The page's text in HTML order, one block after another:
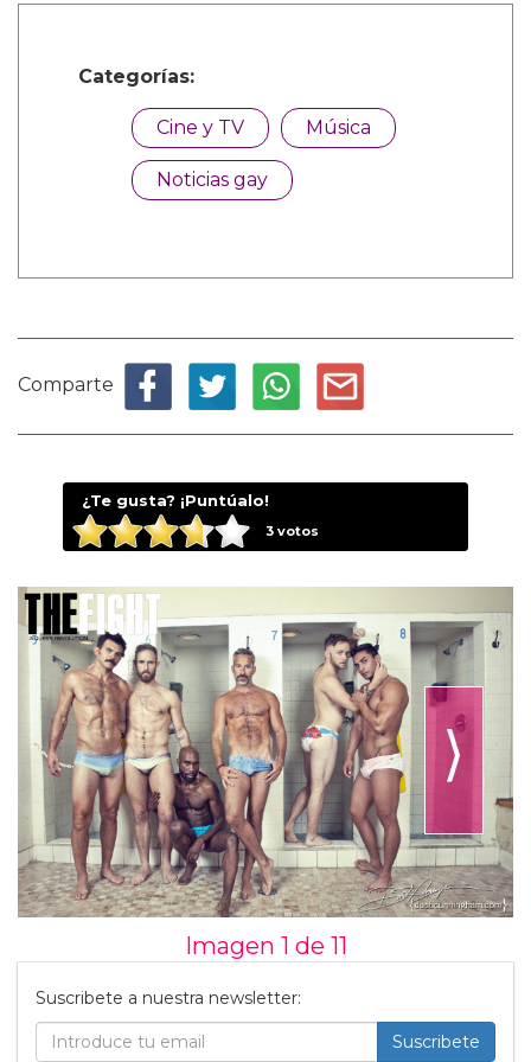
Categorías:
Cine y TV Música
Noticias gay
Comparte
¿Te gusta? ¡Puntúalo!
3votos
⟩
Imagen 1 de 11
Suscribete a nuestra newsletter:
Suscribete